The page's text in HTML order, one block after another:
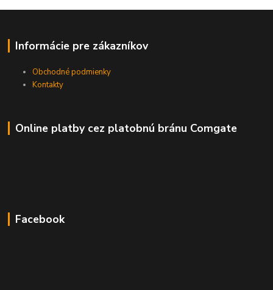
Informácie pre zákazníkov
Obchodné podmienky
Kontakty
Online platby cez platobnú bránu Comgate
Facebook